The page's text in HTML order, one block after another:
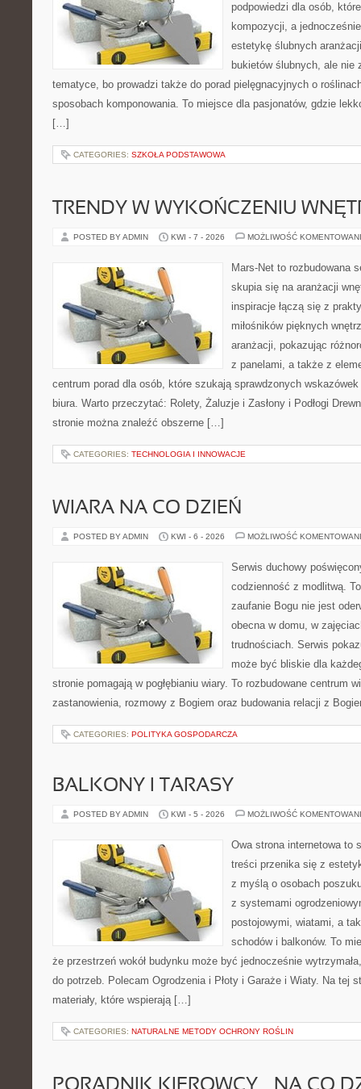
podpowiedzi dla osób,
kompozycji, a
estetykę ślubnych
bukietów ślubnych, ale nie
tematyce, bo prowadzi także do porad pielęgnacyjnych o
sposobach komponowania. To miejsce dla pasjonatów, gdzie
[…]
CATEGORIES: SZKOŁA PODSTAWOWA
TRENDY W WYKOŃCZENIU
POSTED BY ADMIN KWI - 7 - 2026 MOŻLIWOŚĆ
Mars-Net to rozbudowana
skupia się na aranżacji
inspiracje łączą się z
miłośników pięknych
aranżacji, pokazując
z panelami, a także z
centrum porad dla osób, które szukają sprawdzonych
biura. Warto przeczytać: Rolety, Żaluzje i Zasłony i Podłogi
stronie można znaleźć obszerne […]
CATEGORIES: TECHNOLOGIA I INNOWACJE
WIARA NA CO DZIEŃ
POSTED BY ADMIN KWI - 6 - 2026 MOŻLIWOŚĆ
Serwis duchowy
codzienność z modlitwą.
zaufanie Bogu nie jest
obecna w domu, w
trudnościach. Serwis
może być bliskie dla
stronie pomagają w pogłębianiu wiary. To rozbudowane centrum
zastanowienia, rozmowy z Bogiem oraz budowania relacji z
CATEGORIES: POLITYKA GOSPODARCZA
BALKONY I TARASY
POSTED BY ADMIN KWI - 5 - 2026 MOŻLIWOŚĆ
Owa strona internetowa to
treści przenika się z
z myślą o osobach
z systemami
postojowymi, wiatami, a
schodów i balkonów. To
że przestrzeń wokół budynku może być jednocześnie
do potrzeb. Polecam Ogrodzenia i Płoty i Garaże i Wiaty. Na tej
materiały, które wspierają […]
CATEGORIES: NATURALNE METODY OCHRONY ROŚLIN